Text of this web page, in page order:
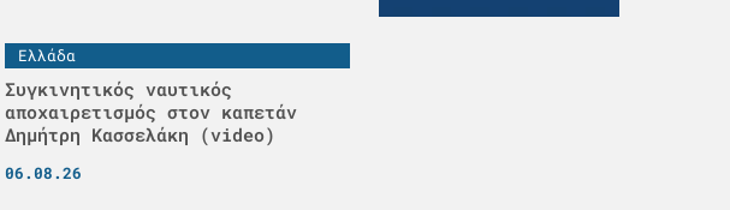
Ελλάδα
Συγκινητικός ναυτικός
αποχαιρετισμός στον καπετάν
Δημήτρη Κασσελάκη (video)
06.08.26